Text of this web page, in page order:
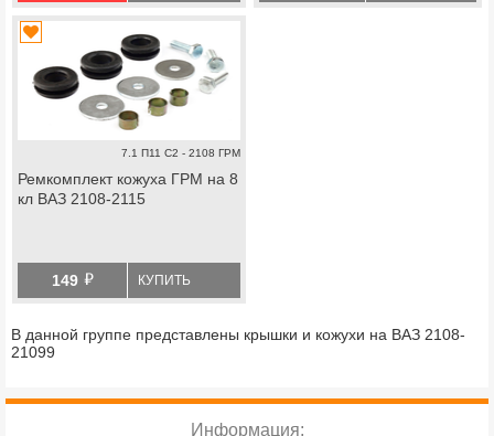
7.1 П11 С2 - 2108 ГРМ
Ремкомплект кожуха ГРМ на 8
кл ВАЗ 2108-2115
149 й КУПИТЬ
В данной группе представлены крышки и кожухи на ВАЗ 2108-
21099
Информация: